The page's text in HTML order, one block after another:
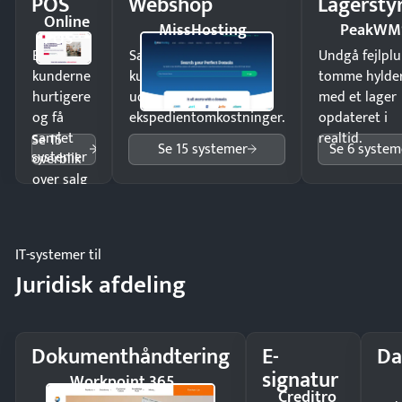
Online
POS
Ekspedér
kunderne
hurtigere
og få
samlet
overblik
over salg
Se 15
systemer
MissHosting
Sælg produkter 24/7 til
kunder i hele landet
uden
ekspedientomkostninger.
Se 15 systemer
Undgå
tomme
med et lager
opdateret i
realtid.
Se 6
IT-systemer til
Juridisk afdeling
Dokumenthåndtering
Workpoint 365
E-
signatur